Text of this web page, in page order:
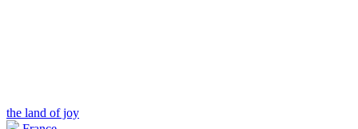
the land of joy